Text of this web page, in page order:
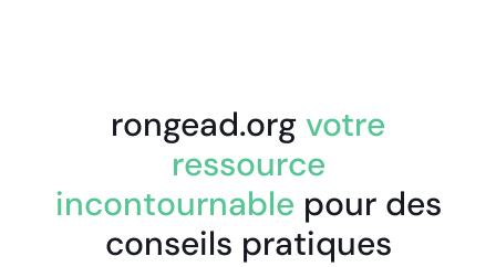
rongead.org votre
ressource
incontournable pour des
conseils pratiques